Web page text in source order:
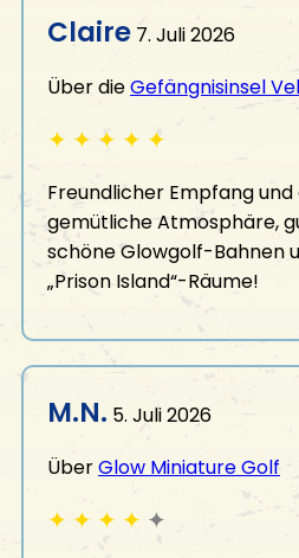
Claire 7. Juli 2026
Über dieGefängnisinsel
✦ ✦ ✦ ✦ ✦
Freundlicher Empfang
gemütliche Atmosphäre,
schöne Glowgolf-Bahnen
„Prison Island“-Räume!
M.N. 5. Juli 2026
ÜberGlow Miniature Golf
✦ ✦ ✦ ✦ ✦